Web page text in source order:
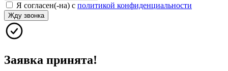
Я согласен(-на) с политикой конфиденциальности
Жду звонка
Заявка принята!